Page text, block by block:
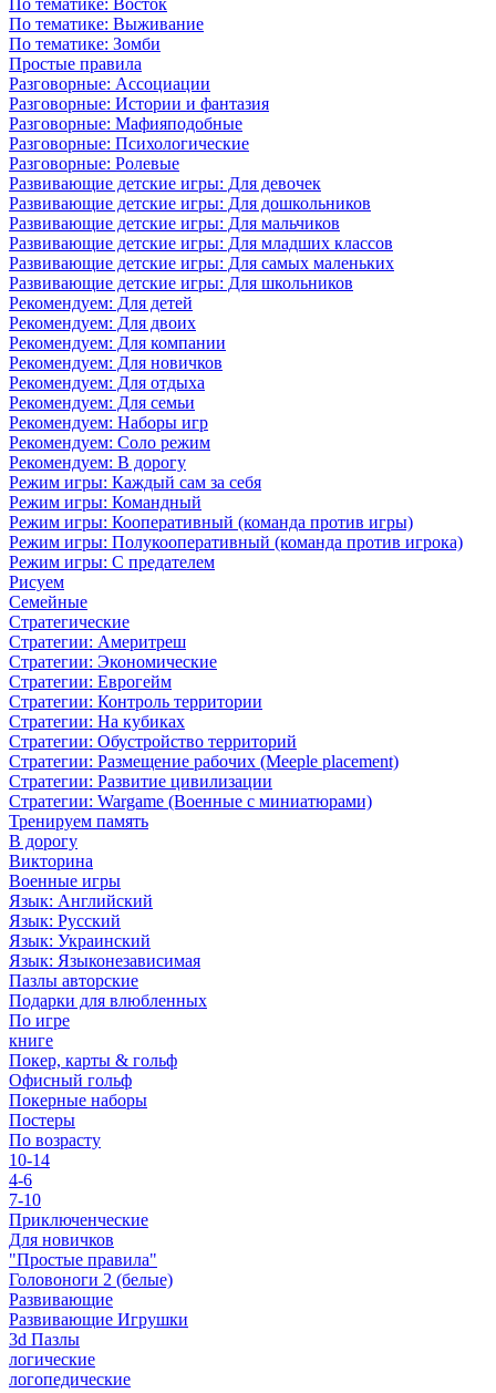
По тематике: Восток
По тематике: Выживание
По тематике: Зомби
Простые правила
Разговорные: Ассоциации
Разговорные: Истории и фантазия
Разговорные: Мафияподобные
Разговорные: Психологические
Разговорные: Ролевые
Развивающие детские игры: Для девочек
Развивающие детские игры: Для дошкольников
Развивающие детские игры: Для мальчиков
Развивающие детские игры: Для младших классов
Развивающие детские игры: Для самых маленьких
Развивающие детские игры: Для школьников
Рекомендуем: Для детей
Рекомендуем: Для двоих
Рекомендуем: Для компании
Рекомендуем: Для новичков
Рекомендуем: Для отдыха
Рекомендуем: Для семьи
Рекомендуем: Наборы игр
Рекомендуем: Соло режим
Рекомендуем: В дорогу
Режим игры: Каждый сам за себя
Режим игры: Командный
Режим игры: Кооперативный (команда против игры)
Режим игры: Полукооперативный (команда против игрока)
Режим игры: С предателем
Рисуем
Семейные
Стратегические
Стратегии: Америтреш
Стратегии: Экономические
Стратегии: Еврогейм
Стратегии: Контроль территории
Стратегии: На кубиках
Стратегии: Обустройство территорий
Стратегии: Размещение рабочих (Meeple placement)
Стратегии: Развитие цивилизации
Стратегии: Wargame (Военные с миниатюрами)
Тренируем память
В дорогу
Викторина
Военные игры
Язык: Английский
Язык: Русский
Язык: Украинский
Язык: Языконезависимая
Пазлы авторские
Подарки для влюбленных
По игре
книге
Покер, карты & гольф
Офисный гольф
Покерные наборы
Постеры
По возрасту
10-14
4-6
7-10
Приключенческие
Для новичков
"Простые правила"
Головоноги 2 (белые)
Развивающие
Развивающие Игрушки
3d Пазлы
логические
логопедические